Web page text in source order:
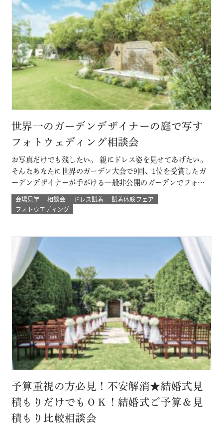
世界一のガーデンデザイナーの庭で写す
フォトウェディング相談会
お写真だけでも残したい。 親にドレス姿を見せてあげたい。
そんなあなたに世界のガーデン大会で9回、1位を受賞したガ
ーデンデザイナーが手がける一般非公開のガーデンでフォト
ウェディング。 プロのカメラマンと一緒に 二人以外は誰もい
ない こだわりのプライベートガーデンでのウェディングフォ
会場見学 相談会 ドレス試着
試着体験フェア
フォトウエディング
予算重視の方必見！不安解消★結婚式見
積もりだけでもＯＫ！結婚式ご予算＆見
積もり比較相談会